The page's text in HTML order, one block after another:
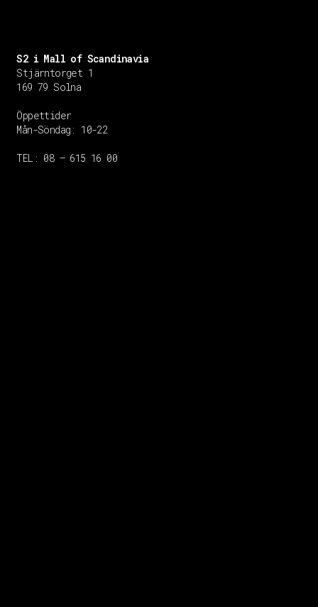
S2 i Mall of Scandinavia
Stjärntorget 1
169 79 Solna
Öppettider
Mån-Söndag: 10-22
TEL: 08 – 615 16 00